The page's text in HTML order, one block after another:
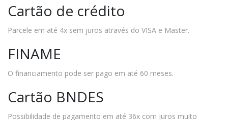
Cartão de crédito
Parcele em até 4x sem juros através do VISA e Master.
FINAME
O financiamento pode ser pago em até 60 meses.
Cartão BNDES
Possibilidade de pagamento em até 36x com juros muito